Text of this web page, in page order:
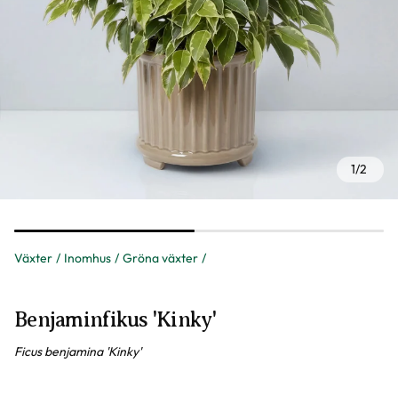
Växter Inomhus Gröna växter
1/2
Benjaminfikus 'Kinky'
Ficus benjamina 'Kinky'